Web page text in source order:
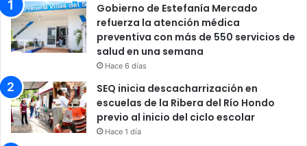
Gobierno de Estefanía Mercado
refuerza la atención médica
preventiva con más de 550 servicios de
salud en una semana
Hace 6 días
SEQ inicia descacharrización en
escuelas de la Ribera del Río Hondo
previo al inicio del ciclo escolar
Hace 1 día